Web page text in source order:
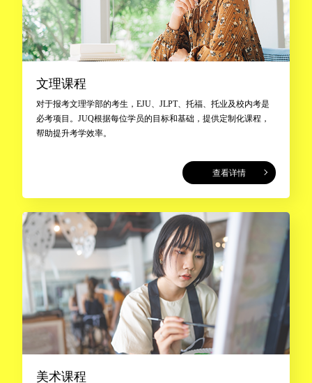
文理课程
对于报考文理学部的考生，EJU、JLPT、托福、托业及校内考是
必考项目。JUQ根据每位学员的目标和基础，提供定制化课程，
帮助提升考学效率。
查看详情
美术课程